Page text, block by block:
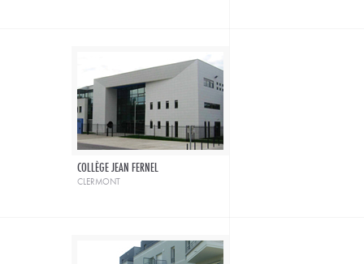
COLLÈGE JEAN FERNEL
clermont